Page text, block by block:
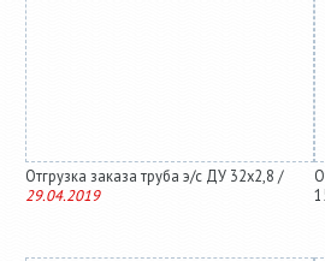
Отгрузка заказа труба э/с ДУ 32х2,8 /
29.04.2019